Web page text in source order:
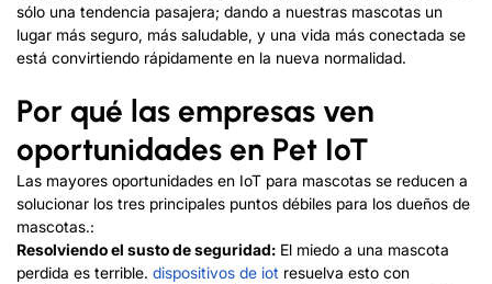
sólo una tendencia pasajera; dando a nuestras mascotas un
lugar más seguro, más saludable, y una vida más conectada se
está convirtiendo rápidamente en la nueva normalidad.
Por qué las empresas ven
oportunidades en Pet IoT
Las mayores oportunidades en IoT para mascotas se reducen a
solucionar los tres principales puntos débiles para los dueños de
mascotas.:
Resolviendo el susto de seguridad: El miedo a una mascota
perdida es terrible. dispositivos de iot resuelva esto con